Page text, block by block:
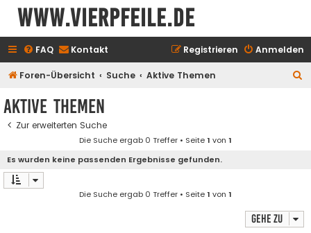
www.vierpfeile.de
FAQ Kontakt Anmelden
Registrieren
Foren-Übersicht Suche Aktive Themen
Aktive Themen
Zur erweiterten Suche
Die Suche ergab 0 Treffer • Seite1 von 1
Es wurden keine passenden Ergebnisse gefunden.
Die Suche ergab 0 Treffer • Seite1 von 1
Gehe zu